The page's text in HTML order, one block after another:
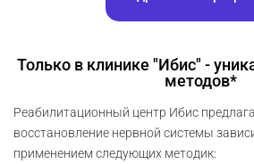
Только в клинике "Ибис" -
методов*
Реабилитационный центр Ибис
восстановление нервной системы
применением следующих методик: